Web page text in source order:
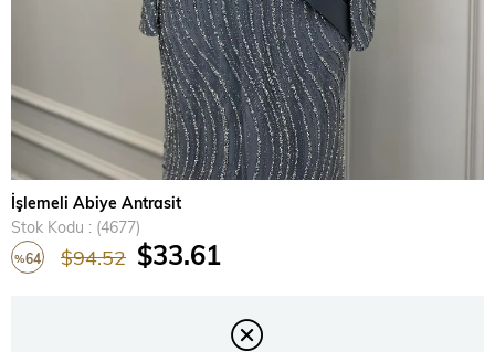
İşlemeli Abiye Antrasit
Stok Kodu
(4677)
%64 $94.52 $33.61